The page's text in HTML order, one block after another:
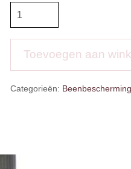
Toevoegen aan
Categorieën: Beenbescherming